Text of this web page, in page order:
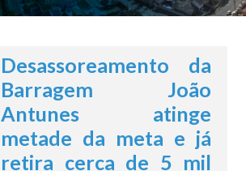
Desassoreamento da
Barragem João
Antunes atinge
metade da meta e já
retira cerca de 5 mil